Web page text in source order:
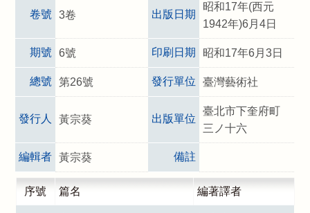
卷號 3卷 出版日期
昭和17年(西元
1942年)6月4日
期號 6號 印刷日期 昭和17年6月3日
總號 第26號 發行單位 臺灣藝術社
發行人 黃宗葵 出版單位
臺北市下奎府町
三ノ十六
編輯者 黃宗葵 備註
序號 篇名 編著譯者